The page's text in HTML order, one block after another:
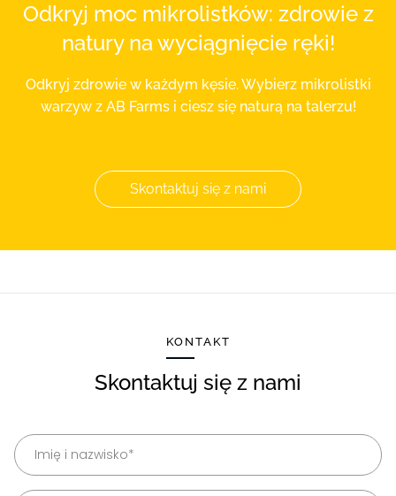
Odkryj moc mikrolistków: zdrowie z
natury na wyciągnięcie ręki!
Odkryj zdrowie w każdym kęsie. Wybierz mikrolistki
warzyw z AB Farms i ciesz się naturą na talerzu!
Skontaktuj się z nami
KONTAKT
Skontaktuj się z nami